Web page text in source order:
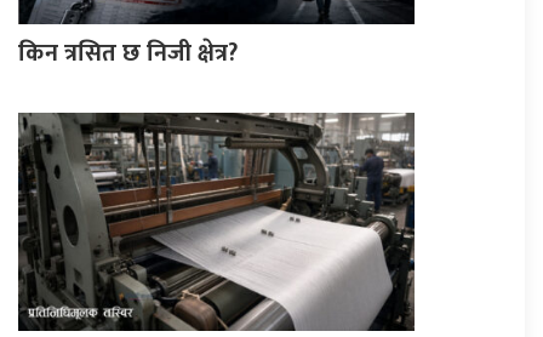
किन त्रसित छ निजी क्षेत्र?